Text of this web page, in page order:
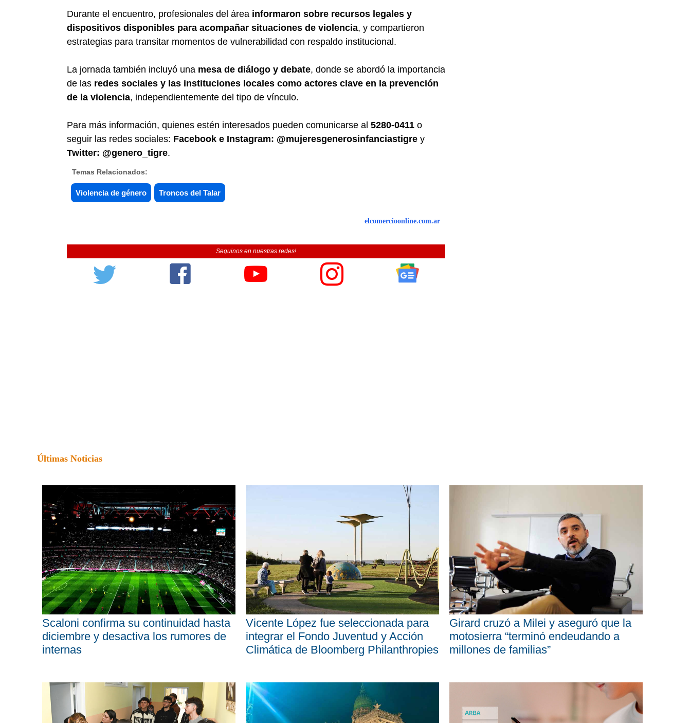
Durante el encuentro, profesionales del área informaron sobre recursos legales y
dispositivos disponibles para acompañar situaciones de violencia, y compartieron
estrategias para transitar momentos de vulnerabilidad con respaldo institucional.
La jornada también incluyó una mesa de diálogo y debate, donde se abordó la importancia
de las redes sociales y las instituciones locales como actores clave en la prevención
de la violencia, independientemente del tipo de vínculo.
Para más información, quienes estén interesados pueden comunicarse al 5280-0411 o
seguir las redes sociales: Facebook e Instagram: @mujeresgenerosinfanciastigre y
Twitter: @genero_tigre.
Temas Relacionados:
Violencia de género Troncos del Talar
elcomercioonline.com.ar
Seguinos en nuestras redes!
Últimas Noticias
Scaloni confirma su continuidad hasta
diciembre y desactiva los rumores de
internas
Vicente López fue seleccionada para
integrar el Fondo Juventud y Acción
Climática de Bloomberg Philanthropies
Girard cruzó a Milei y aseguró que la
motosierra “terminó endeudando a
millones de familias”